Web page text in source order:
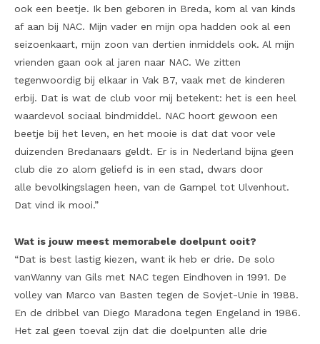
ook een beetje. Ik ben geboren in Breda, kom al van kinds
af aan bij NAC. Mijn vader en mijn opa hadden ook al een
seizoenkaart, mijn zoon van dertien inmiddels ook. Al mijn
vrienden gaan ook al jaren naar NAC. We zitten
tegenwoordig bij elkaar in Vak B7, vaak met de kinderen
erbij. Dat is wat de club voor mij betekent: het is een heel
waardevol sociaal bindmiddel. NAC hoort gewoon een
beetje bij het leven, en het mooie is dat dat voor vele
duizenden Bredanaars geldt. Er is in Nederland bijna geen
club die zo alom geliefd is in een stad, dwars door
alle bevolkingslagen heen, van de Gampel tot Ulvenhout.
Dat vind ik mooi.”
Wat is jouw meest memorabele doelpunt ooit?
“Dat is best lastig kiezen, want ik heb er drie. De solo
vanWanny van Gils met NAC tegen Eindhoven in 1991. De
volley van Marco van Basten tegen de Sovjet-Unie in 1988.
En de dribbel van Diego Maradona tegen Engeland in 1986.
Het zal geen toeval zijn dat die doelpunten alle drie